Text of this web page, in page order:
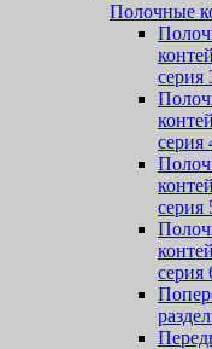
Полочные
серия
серия
серия
серия